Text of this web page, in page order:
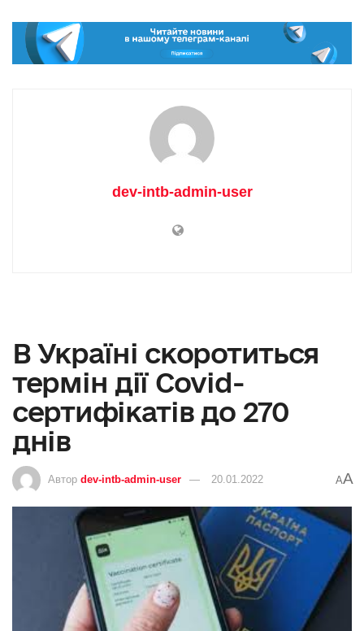
dev-intb-admin-user
В Україні скоротиться
термін дії Сovid-
сертифікатів до 270
днів
Автор dev-intb-admin-user 20.01.2022 AA